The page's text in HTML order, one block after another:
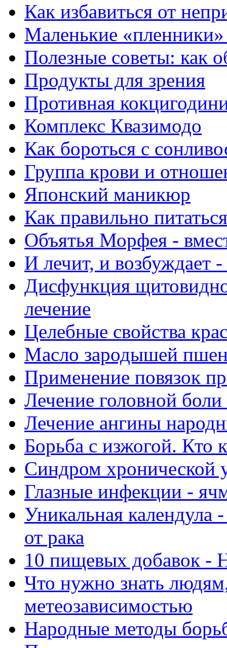
Как избавиться от
Маленькие
Полезные советы: как
Продукты для зрения
Противная
Комплекс Квазимодо
Как бороться с
Группа крови и
Японский маникюр
Как правильно
Объятья Морфея -
И лечит, и возбуждает
Дисфункция
лечение
Целебные свойства
Масло зародышей
Применение повязок
Лечение головной
Лечение ангины
Борьба с изжогой. Кто
Синдром хронической
Глазные инфекции -
Уникальная
от рака
10 пищевых добавок -
Что нужно знать
метеозависимостью
Народные методы